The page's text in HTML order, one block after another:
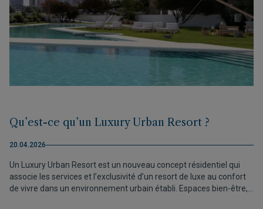
Qu’est-ce qu’un Luxury Urban Resort ?
20.04.2026
Un Luxury Urban Resort est un nouveau concept résidentiel qui
associe les services et l’exclusivité d’un resort de luxe au confort
de vivre dans un environnement urbain établi. Espaces bien-être,